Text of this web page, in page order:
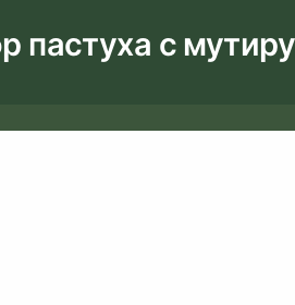
пастуха с